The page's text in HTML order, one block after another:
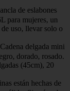
de eslabones
para mujeres, un
uso, llevar solo o
delgada mini
dorado, rosado.
(45cm), 20
están hechas de